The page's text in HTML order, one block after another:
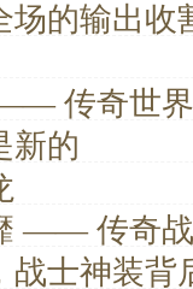
场的输出收
传奇世
新的
—— 传奇
战士神装背